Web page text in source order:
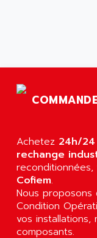
Achetez 24h/
rechange
Cofiem.
Nous proposons
Condition
vos installations,
composants.